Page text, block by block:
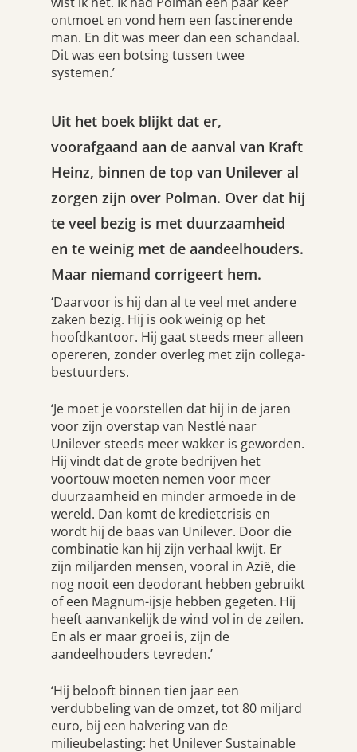
ontmoet en vond hem een fascinerende
man. En dit was meer dan een schandaal.
Dit was een botsing tussen twee
systemen.’
Uit het boek blijkt dat er,
voorafgaand aan de aanval van Kraft
Heinz, binnen de top van Unilever al
zorgen zijn over Polman. Over dat hij
te veel bezig is met duurzaamheid
en te weinig met de aandeelhouders.
Maar niemand corrigeert hem.
‘Daarvoor is hij dan al te veel met andere
zaken bezig. Hij is ook weinig op het
hoofdkantoor. Hij gaat steeds meer alleen
opereren, zonder overleg met zijn collega-
bestuurders.
‘Je moet je voorstellen dat hij in de jaren
voor zijn overstap van Nestlé naar
Unilever steeds meer wakker is geworden.
Hij vindt dat de grote bedrijven het
voortouw moeten nemen voor meer
duurzaamheid en minder armoede in de
wereld. Dan komt de kredietcrisis en
wordt hij de baas van Unilever. Door die
combinatie kan hij zijn verhaal kwijt. Er
zijn miljarden mensen, vooral in Azië, die
nog nooit een deodorant hebben gebruikt
of een Magnum-ijsje hebben gegeten. Hij
heeft aanvankelijk de wind vol in de zeilen.
En als er maar groei is, zijn de
aandeelhouders tevreden.’
‘Hij belooft binnen tien jaar een
verdubbeling van de omzet, tot 80 miljard
euro, bij een halvering van de
milieubelasting: het Unilever Sustainable